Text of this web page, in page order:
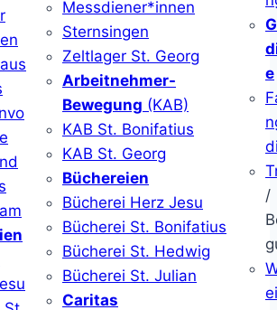
Messdiener*innen
Sternsingen
Zeltlager St. Georg
Arbeitnehmer-
Bewegung (KAB)
KAB St. Bonifatius
KAB St. Georg
Büchereien
Bücherei Herz Jesu
Bücherei St. Bonifatius
Bücherei St. Hedwig
Bücherei St. Julian
Caritas
e
/